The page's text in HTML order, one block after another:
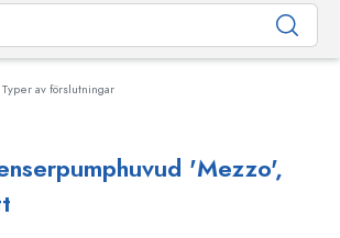
Typer av förslutningar
'Mezzo',